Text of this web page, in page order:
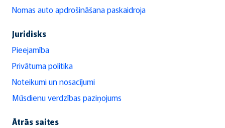
Nomas auto apdrošināšana paskaidroja
Juridisks
Pieejamība
Privātuma politika
Noteikumi un nosacījumi
Mūsdienu verdzības paziņojums
Ātrās saites